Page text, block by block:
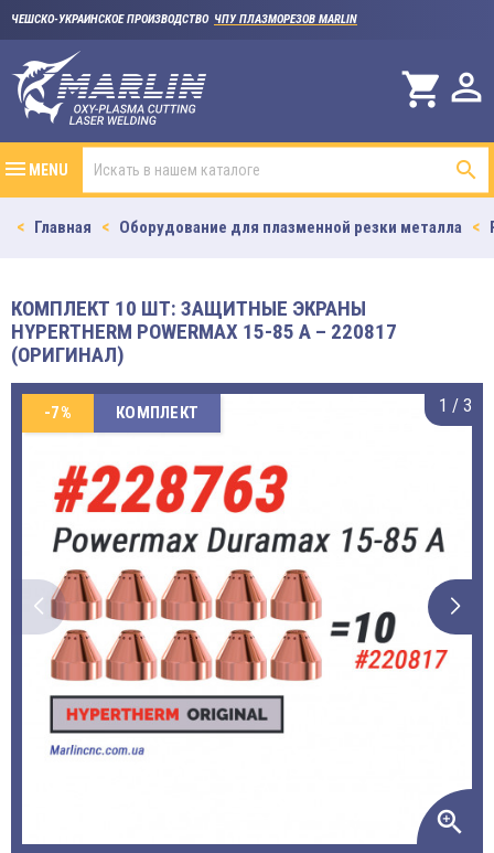
ЧЕШСКО-УКРАИНСКОЕ ПРОИЗВОДСТВО ЧПУ ПЛАЗМОРЕЗОВ MARLIN

shopping_cart
MENU 
Главная Оборудование для плазменной резки металла
КОМПЛЕКТ 10 ШТ: ЗАЩИТНЫЕ ЭКРАНЫ
HYPERTHERM POWERMAX 15-85 A – 220817
(ОРИГИНАЛ)
-7% КОМПЛЕКТ
zoom_in
1 / 3